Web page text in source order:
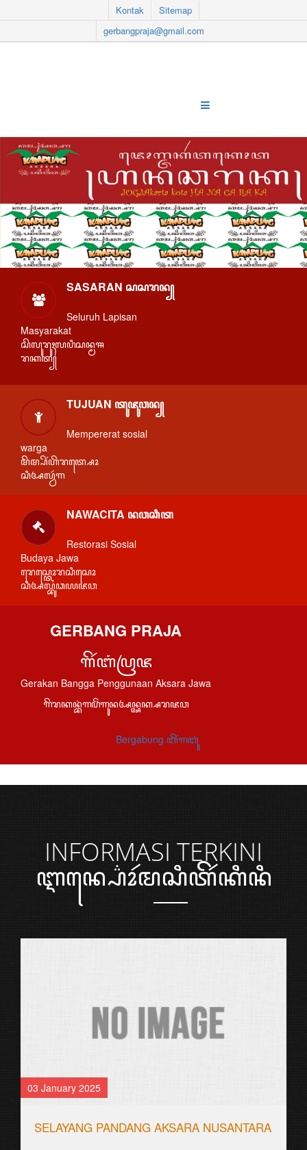
Kontak
Sitemap
gerbangpraja@gmail.com
SASARAN ꦱꦱꦫꦤ꧀
Seluruh Lapisan
Masyarakat
ꦱꦼꦭꦸꦫꦸꦃꦭꦥꦶꦱꦤ꧀ꦩꦯ
ꦫꦏꦠ꧀
TUJUAN ꦠꦸꦗꦸꦮꦤ꧀
Mempererat sosial
warga
ꦩꦼꦩ꧀ꦥꦼꦂꦲꦼꦫꦠ꧀ꦱꦺꦴ
ꦱꦶꦄꦭ꧀ꦮꦂꦒ
NAWACITA ꦤꦮꦕꦶꦠ
Restorasi Sosial
Budaya Jawa
ꦫꦺꦱ꧀ꦠꦺꦴꦫꦱꦶꦱꦺꦴ
ꦱꦶꦄꦭ꧀ꦧꦸꦣꦪꦗꦮ
GERBANG PRAJA
ꦒꦼꦂꦧꦁꦥꦿꦗ
Gerakan Bangga Penggunaan Aksara Jawa
ꦒꦼꦫꦏꦤ꧀ꦧꦁꦒꦥꦼꦁꦒꦸꦤꦄꦤ꧀ꦄꦏ꧀ꦱꦫꦗꦮ
Bergabung ꦧꦼꦂꦒꦧꦸꦁ
INFORMASI TERKINI
ꦆꦤ꧀ꦥ꦳ꦺꦴꦂꦩꦱꦶꦠꦼꦂꦏꦶꦤꦶ
03 January 2025
SELAYANG PANDANG AKSARA NUSANTARA